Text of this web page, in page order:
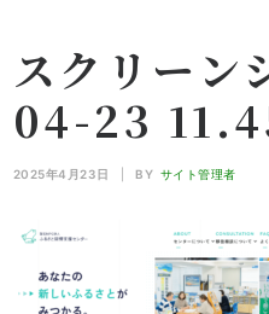
スクリー
04-23
2025年4月23日 BY サイト管理者